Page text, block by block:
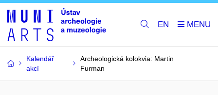
EN
Kalendář
akcí
Archeologická kolokvia: Martin
Furman